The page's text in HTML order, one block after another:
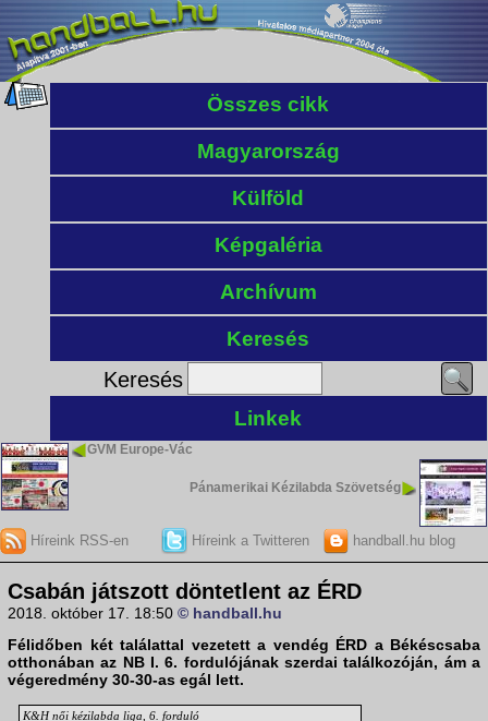
Összes cikk
Magyarország
Külföld
Képgaléria
Archívum
Keresés
Keresés
Linkek
GVM Europe-Vác
Pánamerikai Kézilabda Szövetség
Híreink RSS-en Híreink a Twitteren handball.hu blog
Csabán játszott döntetlent az ÉRD
2018. október 17. 18:50 © handball.hu
Félidőben két találattal vezetett a vendég ÉRD a Békéscsaba
otthonában az NB I. 6. fordulójának szerdai találkozóján, ám a
végeredmény 30-30-as egál lett.
K&H női kézilabda liga, 6. forduló